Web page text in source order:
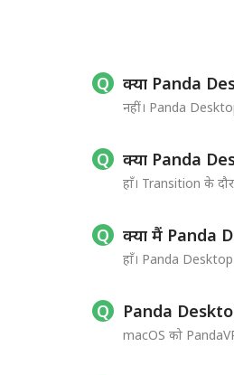
क्या Panda
नहीं। Panda
क्या Panda
हाँ। Transition के
क्या मैं Panda
हाँ। Panda
Panda
macOS को